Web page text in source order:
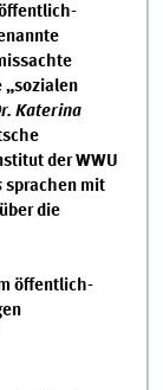
„sozialen
Katerina
der WWU
sprachen mit
die
öffentlich-